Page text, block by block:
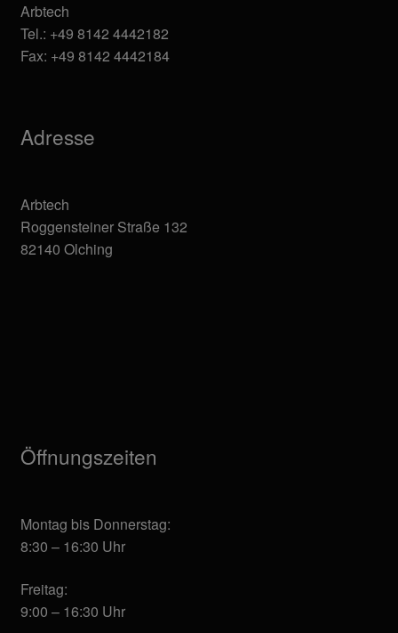
Arbtech
Tel.: +49 8142 4442182
Fax: +49 8142 4442184
Adresse
Arbtech
Roggensteiner Straße 132
82140 Olching
Öffnungszeiten
Montag bis Donnerstag:
8:30 – 16:30 Uhr
Freitag:
9:00 – 16:30 Uhr